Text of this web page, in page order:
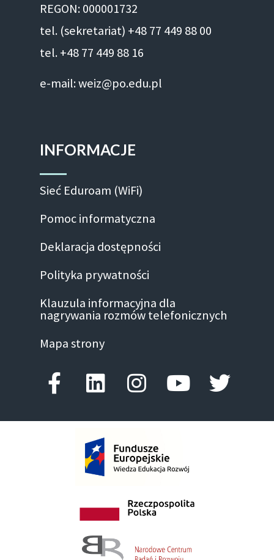
REGON: 000001732
tel. (sekretariat) +48 77 449 88 00
tel. +48 77 449 88 16
e-mail: weiz@po.edu.pl
INFORMACJE
Sieć Eduroam (WiFi)
Pomoc informatyczna
Deklaracja dostępności
Polityka prywatności
Klauzula informacyjna dla
nagrywania rozmów telefonicznych
Mapa strony
Facebook-f
LinkedinInstagram
Youtube